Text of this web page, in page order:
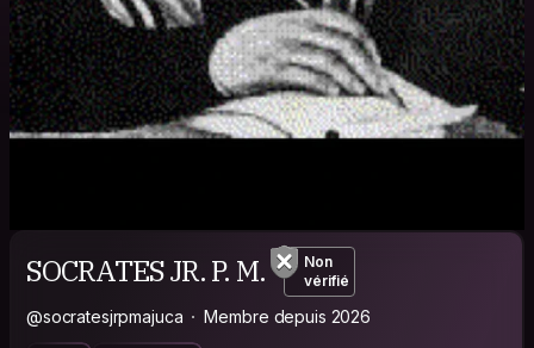
SOCRATES JR. P. M.
Non
vérifié
@socratesjrpmajuca Membre depuis 2026